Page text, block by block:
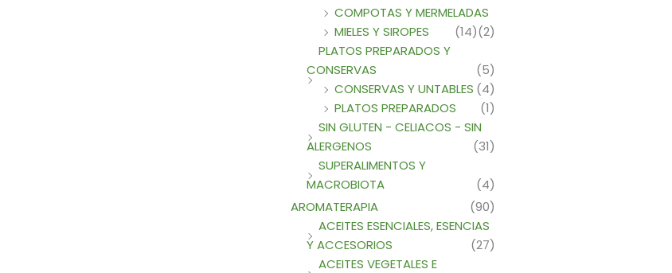
COMPOTAS Y MERMELADAS
(2)
MIELES Y SIROPES
(14)
PLATOS PREPARADOS Y
CONSERVAS
(5)
CONSERVAS Y UNTABLES (4)
PLATOS PREPARADOS
(1)
SIN GLUTEN - CELIACOS - SIN
ALERGENOS
(31)
SUPERALIMENTOS Y
MACROBIOTA
(4)
AROMATERAPIA
(90)
ACEITES ESENCIALES, ESENCIAS
Y ACCESORIOS
(27)
ACEITES VEGETALES E